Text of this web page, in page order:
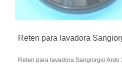
Reten para lavadora
Reten para lavadora Sangiorgio